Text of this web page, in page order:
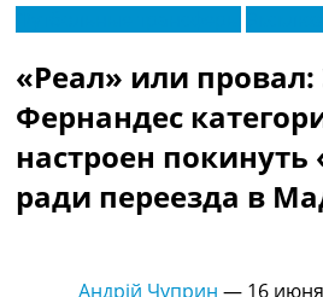
МенюНовости футбола
Видео
Трансферы
Новости футбола
Последние
Конкурс прогнозов
«Реал» или
Фернандес
настроен покинуть
ради переезда в
Андрій Чуприн — 16